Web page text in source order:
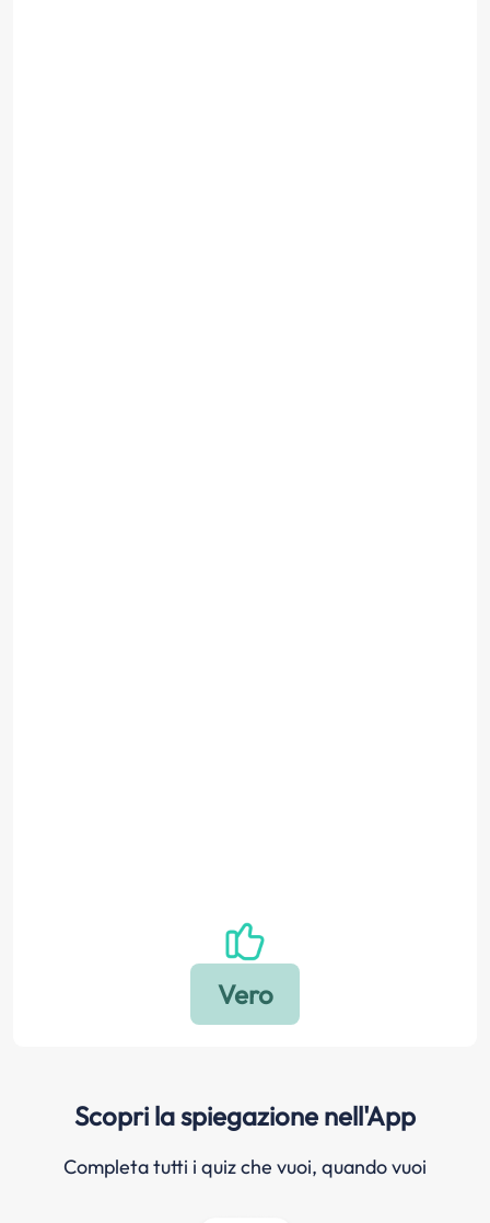
Scopri la spiegazione nell'App
Completa tutti i quiz che vuoi, quando vuoi